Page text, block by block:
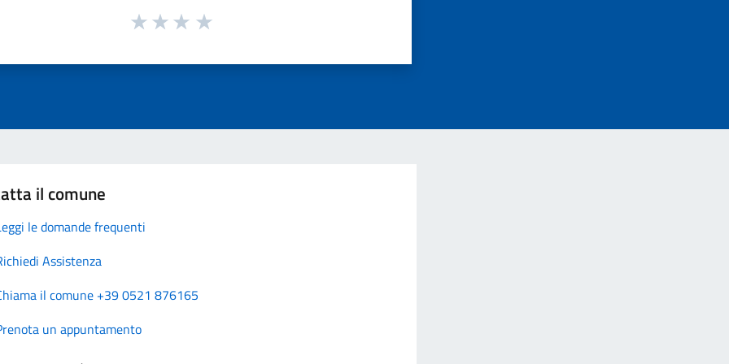
il comune
le domande frequenti
Assistenza
il comune +39 0521 876165
un appuntamento